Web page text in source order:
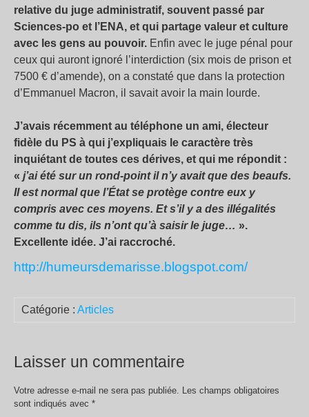
relative du juge administratif, souvent passé par
Sciences-po et l’ENA, et qui partage valeur et culture
avec les gens au pouvoir. Enfin avec le juge pénal pour
ceux qui auront ignoré l’interdiction (six mois de prison et
7500 € d’amende), on a constaté que dans la protection
d’Emmanuel Macron, il savait avoir la main lourde.
J’avais récemment au téléphone un ami, électeur
fidèle du PS à qui j’expliquais le caractère très
inquiétant de toutes ces dérives, et qui me répondit :
« j’ai été sur un rond-point il n’y avait que des beaufs.
Il est normal que l’État se protège contre eux y
compris avec ces moyens. Et s’il y a des illégalités
comme tu dis, ils n’ont qu’à saisir le juge… ».
Excellente idée. J’ai raccroché.
http://humeursdemarisse.blogspot.com/
Catégorie : Articles
Laisser un commentaire
Votre adresse e-mail ne sera pas publiée. Les champs obligatoires
sont indiqués avec *